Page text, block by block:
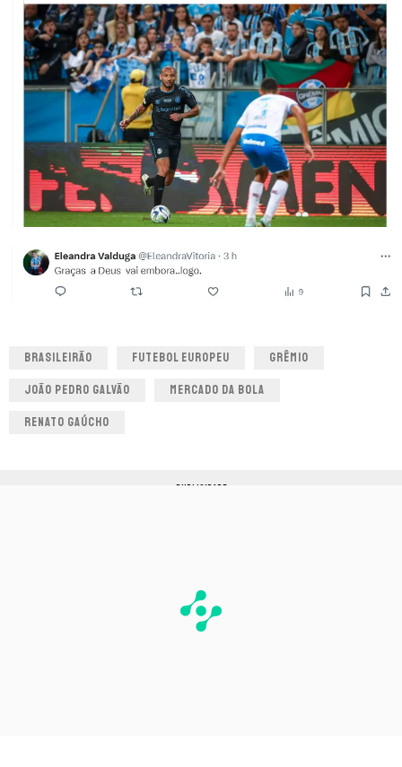
BRASILEIRÃO FUTEBOL EUROPEU GRÊMIO
JOÃO PEDRO GALVÃO MERCADO DA BOLA
RENATO GAÚCHO
PUBLICIDADE